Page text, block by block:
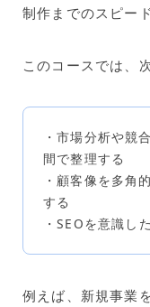
制作までのスピー
このコースでは、
・市場分析や競
間で整理する
・顧客像を多角
する
・SEOを意識し
例えば、新規事業